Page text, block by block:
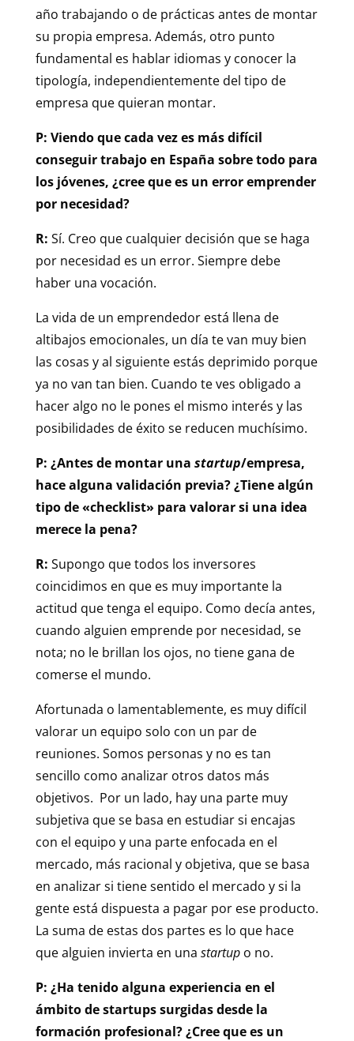
año trabajando o de prácticas antes de montar
su propia empresa. Además, otro punto
fundamental es hablar idiomas y conocer la
tipología, independientemente del tipo de
empresa que quieran montar.
P: Viendo que cada vez es más difícil
conseguir trabajo en España sobre todo para
los jóvenes, ¿cree que es un error emprender
por necesidad?
R: Sí. Creo que cualquier decisión que se haga
por necesidad es un error. Siempre debe
haber una vocación.
La vida de un emprendedor está llena de
altibajos emocionales, un día te van muy bien
las cosas y al siguiente estás deprimido porque
ya no van tan bien. Cuando te ves obligado a
hacer algo no le pones el mismo interés y las
posibilidades de éxito se reducen muchísimo.
P: ¿Antes de montar una startup/empresa,
hace alguna validación previa? ¿Tiene algún
tipo de «checklist» para valorar si una idea
merece la pena?
R: Supongo que todos los inversores
coincidimos en que es muy importante la
actitud que tenga el equipo. Como decía antes,
cuando alguien emprende por necesidad, se
nota; no le brillan los ojos, no tiene gana de
comerse el mundo.
Afortunada o lamentablemente, es muy difícil
valorar un equipo solo con un par de
reuniones. Somos personas y no es tan
sencillo como analizar otros datos más
objetivos. Por un lado, hay una parte muy
subjetiva que se basa en estudiar si encajas
con el equipo y una parte enfocada en el
mercado, más racional y objetiva, que se basa
en analizar si tiene sentido el mercado y si la
gente está dispuesta a pagar por ese producto.
La suma de estas dos partes es lo que hace
que alguien invierta en una startupo no.
P: ¿Ha tenido alguna experiencia en el
ámbito de startups surgidas desde la
formación profesional? ¿Cree que es un